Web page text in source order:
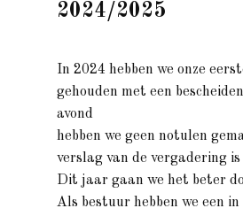
2024/2025
In 2024 hebben we onze
gehouden met een
avond
hebben we geen notulen
verslag van de vergadering
Dit jaar gaan we het beter
Als bestuur hebben we een